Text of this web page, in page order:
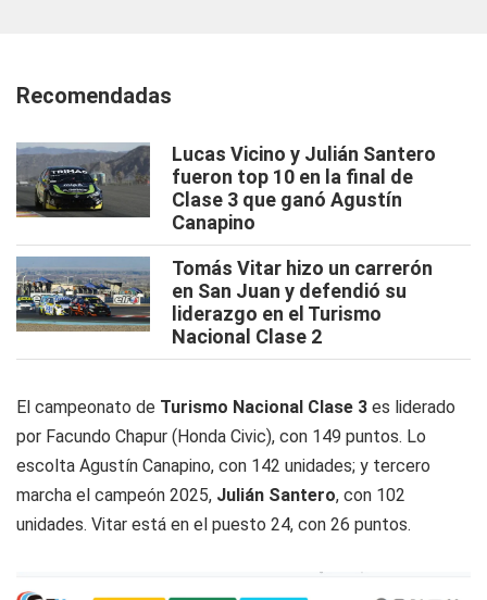
Recomendadas
Lucas Vicino y Julián Santero
fueron top 10 en la final de
Clase 3 que ganó Agustín
Canapino
Tomás Vitar hizo un carrerón
en San Juan y defendió su
liderazgo en el Turismo
Nacional Clase 2
El campeonato de Turismo Nacional Clase 3 es liderado
por Facundo Chapur (Honda Civic), con 149 puntos. Lo
escolta Agustín Canapino, con 142 unidades; y tercero
marcha el campeón 2025, Julián Santero, con 102
unidades. Vitar está en el puesto 24, con 26 puntos.